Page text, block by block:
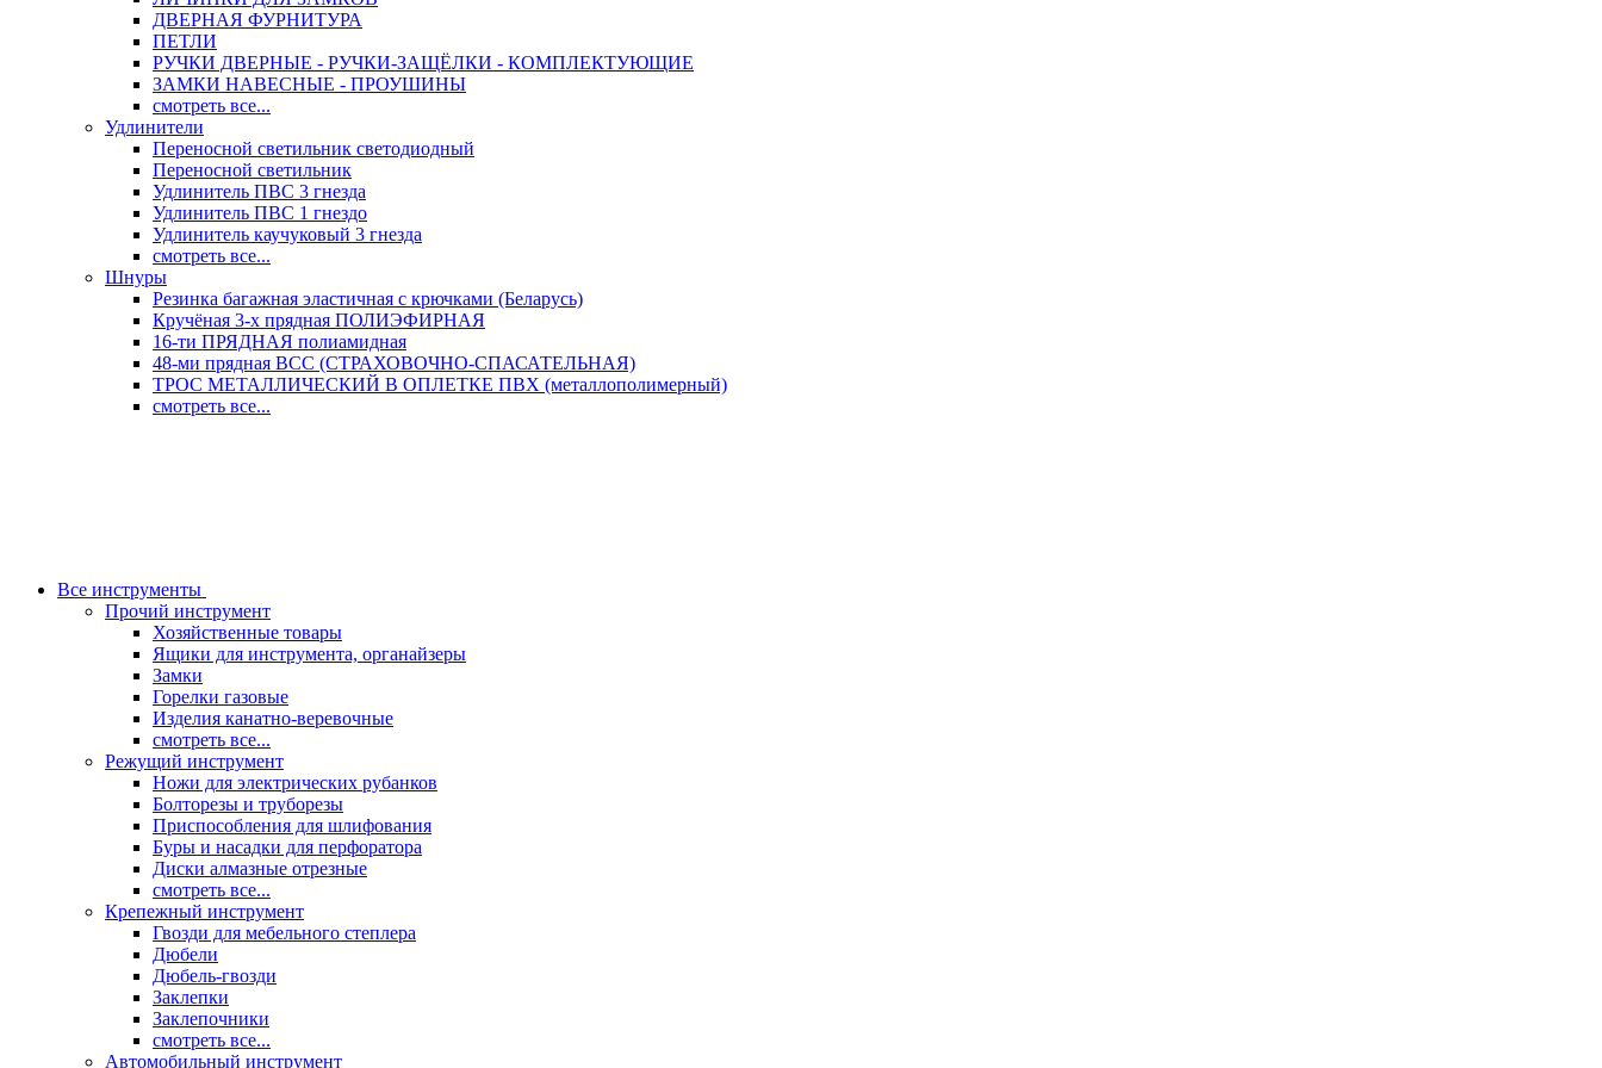
ДВЕРНАЯ ФУРНИТУРА
ПЕТЛИ
РУЧКИ ДВЕРНЫЕ - РУЧКИ-ЗАЩЁЛКИ - КОМПЛЕКТУЮЩИЕ
ЗАМКИ НАВЕСНЫЕ - ПРОУШИНЫ
смотреть все...
Удлинители
Переносной светильник светодиодный
Переносной светильник
Удлинитель ПВС 3 гнезда
Удлинитель ПВС 1 гнездо
Удлинитель каучуковый 3 гнезда
смотреть все...
Шнуры
Резинка багажная эластичная с крючками (Беларусь)
Кручёная 3-х прядная ПОЛИЭФИРНАЯ
16-ти ПРЯДНАЯ полиамидная
48-ми прядная ВСС (СТРАХОВОЧНО-СПАСАТЕЛЬНАЯ)
ТРОС МЕТАЛЛИЧЕСКИЙ В ОПЛЕТКЕ ПВХ (металлополимерный)
смотреть все...
Все инструменты
Прочий инструмент
Хозяйственные товары
Ящики для инструмента, органайзеры
Замки
Горелки газовые
Изделия канатно-веревочные
смотреть все...
Режущий инструмент
Ножи для электрических рубанков
Болторезы и труборезы
Приспособления для шлифования
Буры и насадки для перфоратора
Диски алмазные отрезные
смотреть все...
Крепежный инструмент
Гвозди для мебельного степлера
Дюбели
Дюбель-гвозди
Заклепки
Заклепочники
смотреть все...
Автомобильный инструмент